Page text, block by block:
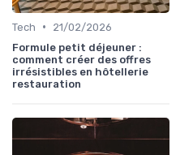
Tech •
21/02/2026
Formule petit déjeuner :
comment créer des offres
irrésistibles en hôtellerie
restauration